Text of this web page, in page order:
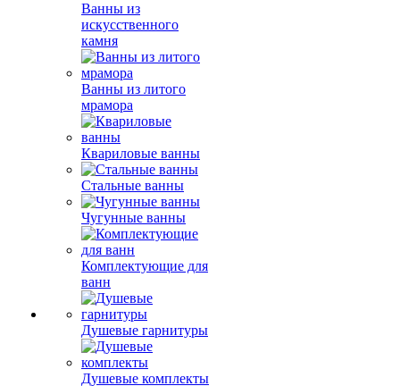
Ванны из
искусственного
камня
Ванны из литого
мрамора
Квариловые ванны
Стальные ванны
Чугунные ванны
Комплектующие для
ванн
Душевые гарнитуры
Душевые комплекты